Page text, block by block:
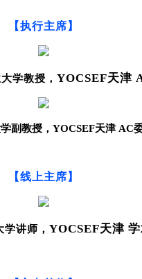
【执行主席】
学教授， YOCSEF天津
副教授， YOCSEF天津 AC
【线上主席】
讲师， YOCSEF天津